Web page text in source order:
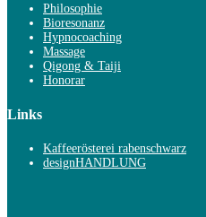
Philosophie
Bioresonanz
Hypnocoaching
Massage
Qigong & Taiji
Honorar
Links
Kaffeerösterei rabenschwarz
designHANDLUNG